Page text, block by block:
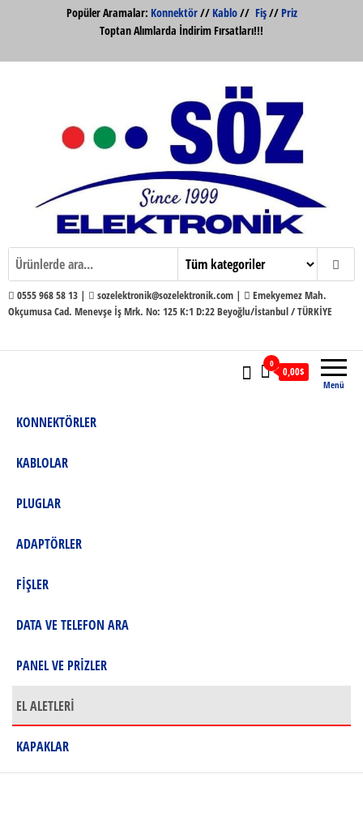
Popüler Aramalar: Konnektör//Kablo// Fiş//Priz
Toptan Alımlarda İndirim Fırsatları!!!
Söz Elektronik Konnektör ve Kabloları
Toptan ve Perakende
Söz Elektronik
0555 968 58 13 | sozelektronik@sozelektronik.com |
Emekyemez Mah.
Okçumusa Cad. Menevşe İş Mrk. No: 125 K:1 D:22 Beyoğlu/İstanbul / TÜRKİYE
Menü
0
0,00$
KONNEKTÖRLER
KABLOLAR
PLUGLAR
ADAPTÖRLER
FİŞLER
DATA VE TELEFON ARA
PANEL VE PRİZLER
EL ALETLERİ
KAPAKLAR